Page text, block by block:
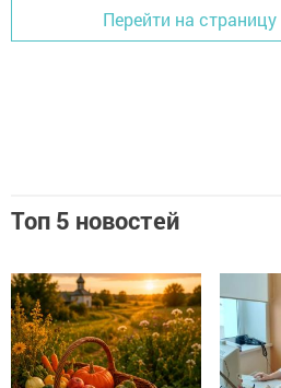
Перейти на
Топ 5 новостей